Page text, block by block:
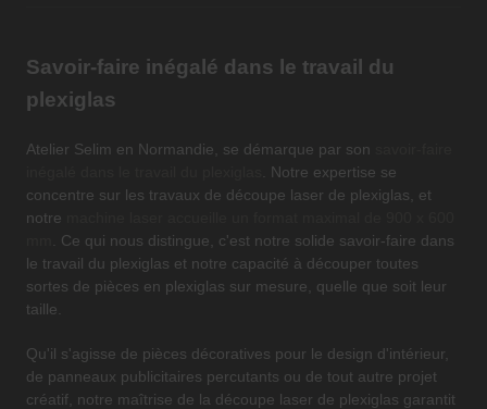
Savoir-faire inégalé dans le travail du
plexiglas
Atelier Selim en Normandie, se démarque par son
. Notre expertise se
concentre sur les travaux de découpe laser de plexiglas, et
notre
. Ce qui nous distingue, c'est notre solide savoir-faire dans
le travail du plexiglas et notre capacité à découper toutes
sortes de pièces en plexiglas sur mesure, quelle que soit leur
taille.
Qu'il s'agisse de pièces décoratives pour le design d'intérieur,
de panneaux publicitaires percutants ou de tout autre projet
créatif, notre maîtrise de la découpe laser de plexiglas garantit